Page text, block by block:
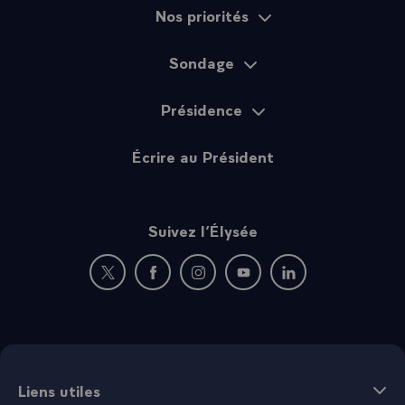
Nos priorités
Sondage
Présidence
Écrire au Président
Suivez l’Élysée
Nouvelle fenêtre : rejoignez-nous sur Twitter
Nouvelle fenêtre : rejoignez-nous sur
Nouvelle fenêtre : rejoignez-nous
Nouvelle fenêtre :
Nouvelle fenêtre :
Liens utiles